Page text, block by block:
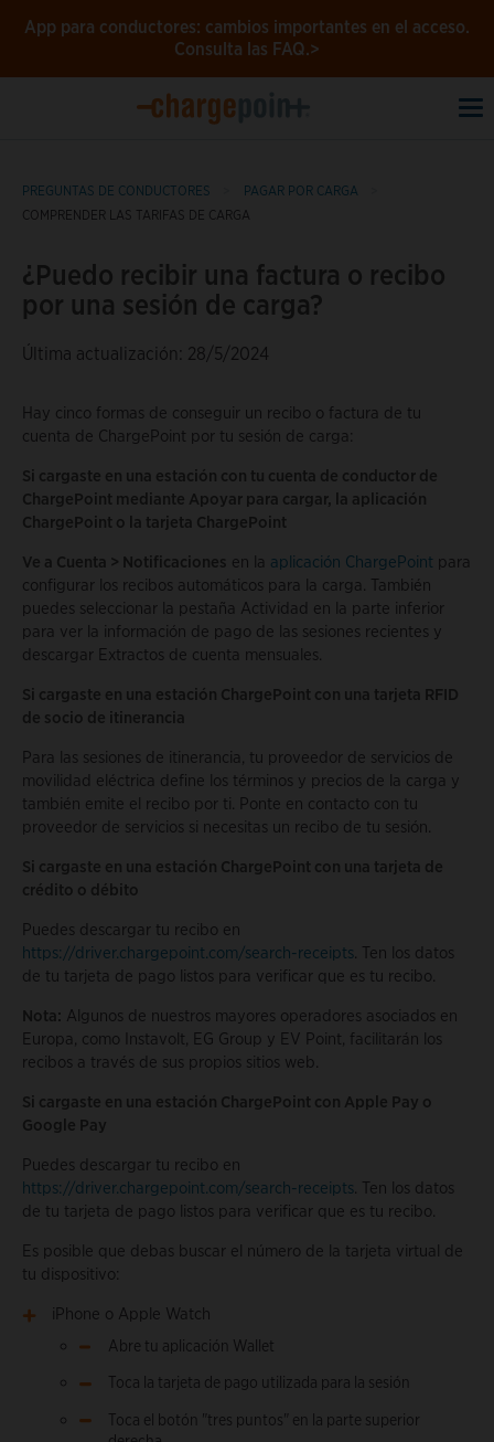
App para conductores: cambios importantes en el acceso.
Consulta las FAQ.>
PREGUNTAS DE CONDUCTORES
PAGAR POR CARGA
COMPRENDER LAS TARIFAS DE CARGA
¿Puedo recibir una factura o recibo
por una sesión de carga?
Última actualización: 28/5/2024
Hay cinco formas de conseguir un recibo o factura de tu
cuenta de ChargePoint por tu sesión de carga:
Si cargaste en una estación con tu cuenta de conductor de
ChargePoint mediante Apoyar para cargar, la aplicación
ChargePoint o la tarjeta ChargePoint
Ve a Cuenta > Notificaciones en la aplicación ChargePoint para
configurar los recibos automáticos para la carga. También
puedes seleccionar la pestaña Actividad en la parte inferior
para ver la información de pago de las sesiones recientes y
descargar Extractos de cuenta mensuales.
Si cargaste en una estación ChargePoint con una tarjeta RFID
de socio de itinerancia
Para las sesiones de itinerancia, tu proveedor de servicios de
movilidad eléctrica define los términos y precios de la carga y
también emite el recibo por ti. Ponte en contacto con tu
proveedor de servicios si necesitas un recibo de tu sesión.
Si cargaste en una estación ChargePoint con una tarjeta de
crédito o débito
Puedes descargar tu recibo en
https://driver.chargepoint.com/search-receipts. Ten los datos
de tu tarjeta de pago listos para verificar que es tu recibo.
Nota: Algunos de nuestros mayores operadores asociados en
Europa, como Instavolt, EG Group y EV Point, facilitarán los
recibos a través de sus propios sitios web.
Si cargaste en una estación ChargePoint con Apple Pay o
Google Pay
Puedes descargar tu recibo en
https://driver.chargepoint.com/search-receipts. Ten los datos
de tu tarjeta de pago listos para verificar que es tu recibo.
Es posible que debas buscar el número de la tarjeta virtual de
tu dispositivo:
iPhone o Apple Watch
Abre tu aplicación Wallet
Toca la tarjeta de pago utilizada para la sesión
Toca el botón "tres puntos" en la parte superior